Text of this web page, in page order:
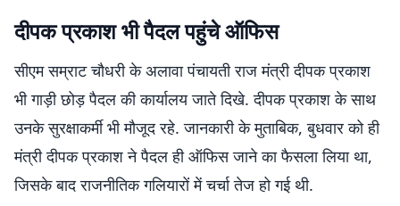
दीपक प्रकाश भी पैदल पहुंचे ऑफिस
सीएम सम्राट चौधरी के अलावा पंचायती राज मंत्री दीपक प्रकाश
भी गाड़ी छोड़ पैदल की कार्यालय जाते दिखे. दीपक प्रकाश के साथ
उनके सुरक्षाकर्मी भी मौजूद रहे. जानकारी के मुताबिक, बुधवार को ही
मंत्री दीपक प्रकाश ने पैदल ही ऑफिस जाने का फैसला लिया था,
जिसके बाद राजनीतिक गलियारों में चर्चा तेज हो गई थी.